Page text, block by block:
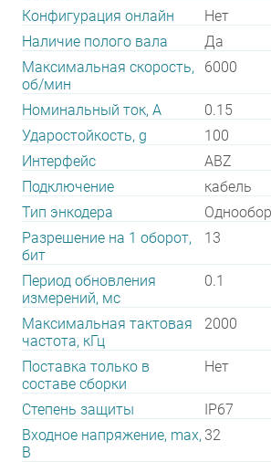
Конфигурация онлайн
Нет
Наличие полого вала
Да
Максимальная скорость,
об/мин
6000
Номинальный ток, А
0.15
Ударостойкость, g
100
Интерфейс
ABZ
Подключение
кабель
Тип энкодера
Разрешение на 1 оборот,
бит
13
Период обновления
измерений, мс
0.1
Максимальная тактовая
частота, кГц
2000
Поставка только в
составе сборки
Нет
Степень защиты
IP67
Входное напряжение, max,
В
32